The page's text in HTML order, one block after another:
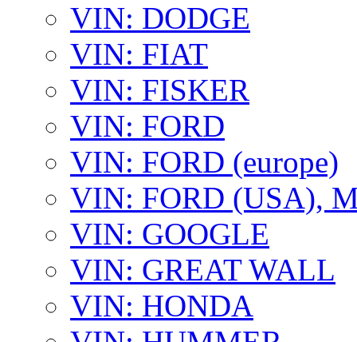
VIN: DODGE
VIN: FIAT
VIN: FISKER
VIN: FORD
VIN: FORD (europe)
VIN: FORD (USA),
VIN: GOOGLE
VIN: GREAT WALL
VIN: HONDA